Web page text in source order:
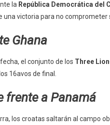
la República Democrática del
una victoria para no comprometer
Ghana
el conjunto de los Three
16avos de final.
frente a Panamá
los croatas saltarán al campo